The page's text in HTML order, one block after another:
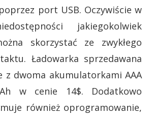
port USB. Oczywiście w
jakiegokolwiek
skorzystać ze zwykłego
Ładowarka sprzedawana
z dwoma akumulatorkami AAA
w cenie 14$. Dodatkowo
również oprogramowanie,